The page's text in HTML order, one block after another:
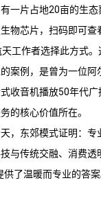
一片占地20亩的生
物芯片，扫码即可
工作者选择此方式
案例，是曾为一位
收音机播放50年代
的核心价值所在。
，东郊模式证明：
与传统交融、消费
了温暖而专业的答案